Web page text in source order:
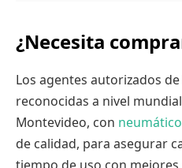
¿Necesita
Los agentes autorizados
reconocidas a nivel
Montevideo, con
de calidad, para asegurar
tiempo de uso con